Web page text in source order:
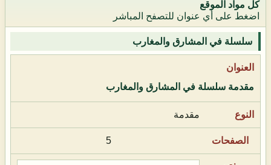
كل مواد الموقع
اضغط على أي عنوان للتصفح المباشر
سلسلة في المشارق والمغارب
مقدمة سلسلة في المشارق والمغارب
مقدمة
5